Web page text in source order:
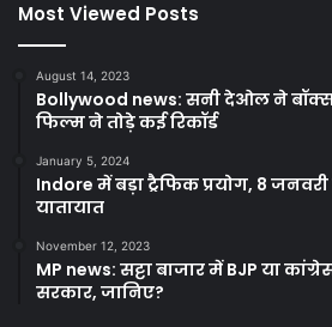
Most Viewed Posts
August 14, 2023
Bollywood news: सनी देओल ने
फिल्म ने तोड़े कई रिकॉर्ड
January 5, 2024
Indore में बड़ा ट्रैफिक प्रयोग, 8
यातायात
November 12, 2023
MP news: सट्टा बाजार में BJP या
सरकार, जानिए?